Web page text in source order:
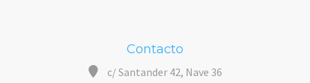
Contacto
c/ Santander 42, Nave 36